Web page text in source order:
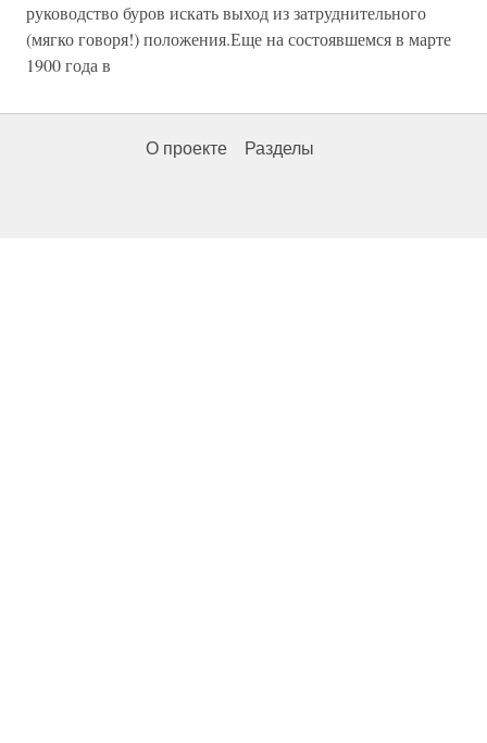
руководство буров искать выход из затруднительного
(мягко говоря!) положения.Еще на состоявшемся в марте
1900 года в
О проекте Разделы